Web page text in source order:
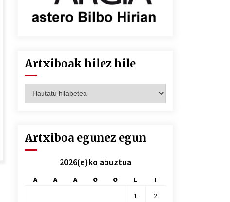
Artxiboak hilez hile
hilez
Artxiboa egunez egun
2026(e)ko abuztua
A A A O O L
I
1
2